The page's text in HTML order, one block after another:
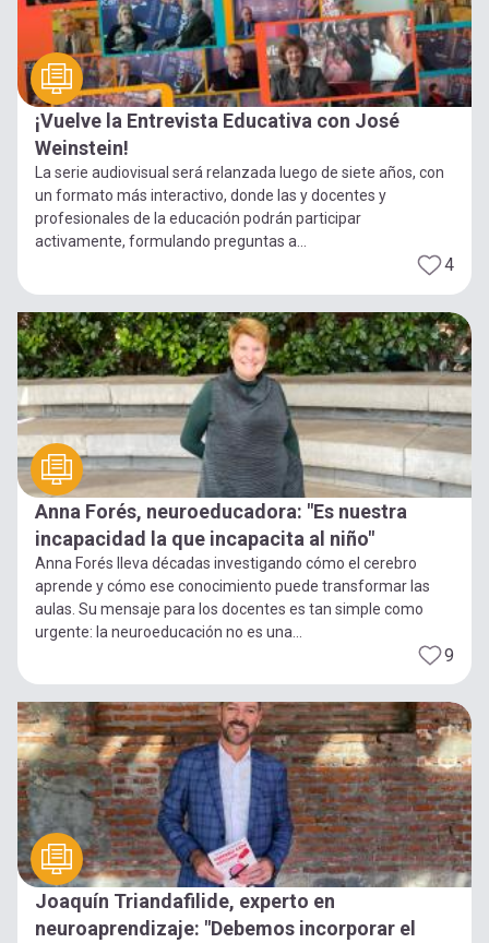
¡Vuelve la Entrevista Educativa con José
Weinstein!
La serie audiovisual será relanzada luego de siete años, con
un formato más interactivo, donde las y docentes y
profesionales de la educación podrán participar
activamente, formulando preguntas a...
4
Anna Forés, neuroeducadora: "Es nuestra
incapacidad la que incapacita al niño"
Anna Forés lleva décadas investigando cómo el cerebro
aprende y cómo ese conocimiento puede transformar las
aulas. Su mensaje para los docentes es tan simple como
urgente: la neuroeducación no es una...
9
Joaquín Triandafilide, experto en
neuroaprendizaje: "Debemos incorporar el